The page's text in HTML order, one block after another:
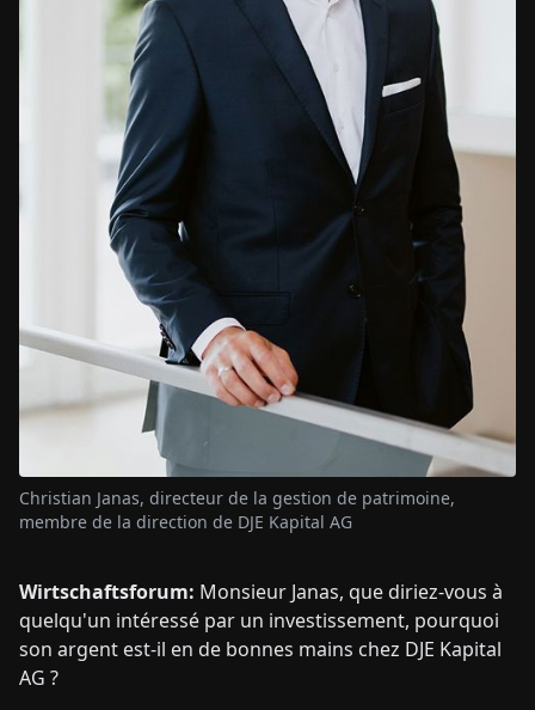
Wirtschaftsforum: Monsieur Janas, que diriez-vous à
quelqu'un intéressé par un investissement, pourquoi
son argent est-il en de bonnes mains chez DJE Kapital
AG ?
Christian Janas, directeur de la gestion de patrimoine,
membre de la direction de DJE Kapital AG